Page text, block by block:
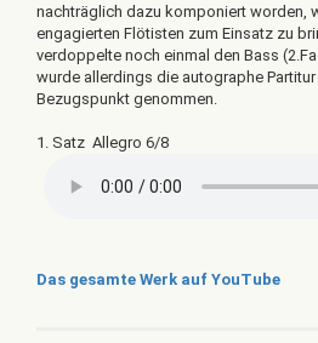
nachträglich dazu komponiert worden,
engagierten Flötisten zum Einsatz zu
verdoppelte noch einmal den Bass
wurde allerdings die autographe
Bezugspunkt genommen.
1. Satz Allegro 6/8
Das gesamte Werk auf YouTube